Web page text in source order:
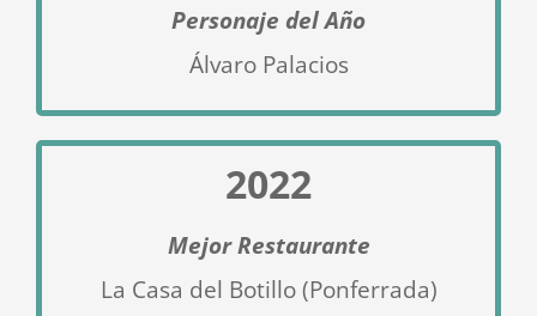
Personaje del Año
Álvaro Palacios
2022
Mejor Restaurante
La Casa del Botillo (Ponferrada)